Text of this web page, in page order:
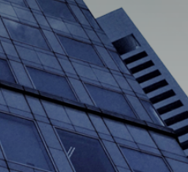
정보통신